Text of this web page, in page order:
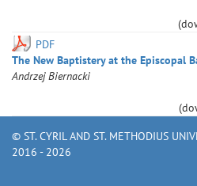
PDF
The New Baptistery at the Episcopal
Andrzej Biernacki
© ST. CYRIL AND ST. METHODIUS
2016 - 2026